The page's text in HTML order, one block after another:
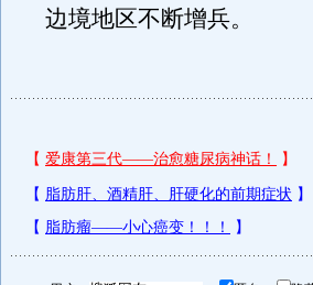
边境地区不断增兵。